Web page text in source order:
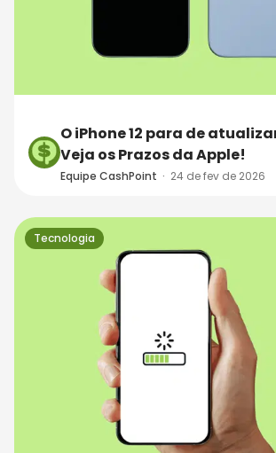
O iPhone 12 para de
Veja os Prazos da Apple!
Equipe CashPoint · 24 de fev de 2026
Tecnologia